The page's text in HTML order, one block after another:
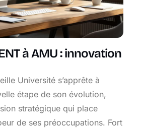
à AMU : innovation
Université s’apprête à
étape de son évolution,
stratégique qui place
de ses préoccupations. Fort